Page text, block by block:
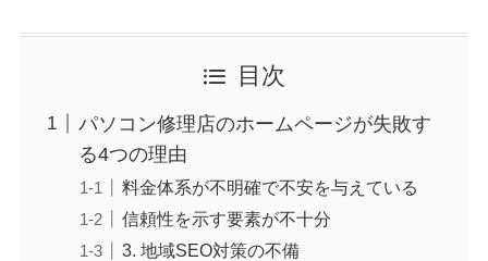
目次
パソコン修理店のホームページが失敗す
る4つの理由
料金体系が不明確で不安を与えている
信頼性を示す要素が不十分
3. 地域SEO対策の不備